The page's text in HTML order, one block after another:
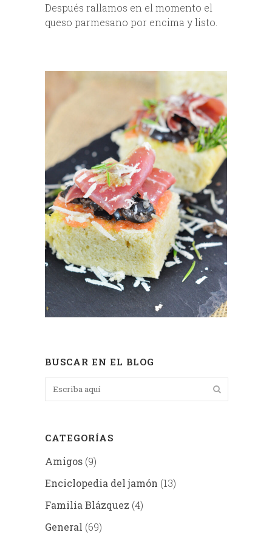
Después rallamos en el momento el
queso parmesano por encima y listo.
BUSCAR EN EL BLOG
CATEGORÍAS
Amigos (9)
Enciclopedia del jamón (13)
Familia Blázquez (4)
General (69)